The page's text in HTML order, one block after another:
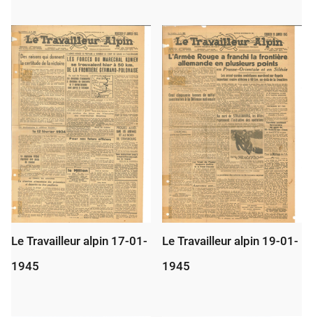
Le Travailleur alpin 17-01-
1945
Le Travailleur alpin 19-01-
1945